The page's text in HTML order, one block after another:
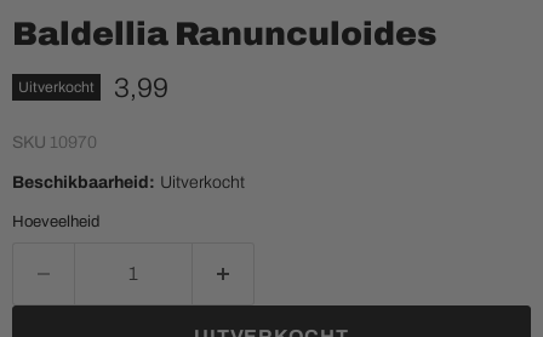
Baldellia Ranunculoides
Uitverkocht Huidige prijs
3,99
SKU 10970
Beschikbaarheid: Uitverkocht
Hoeveelheid